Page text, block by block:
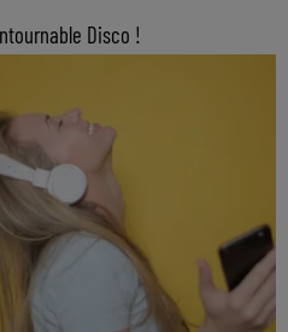
Disco !